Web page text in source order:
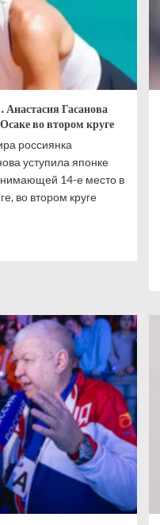
Гасанова
во втором круге
россиянка
уступила японке
14-е место в
во втором круге